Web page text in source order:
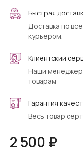
Быстрая
Доставка по
курьером.
Клиентский
Наши
товарам
Гарантия
Весь товар
2 500 ₽